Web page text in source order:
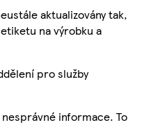
aktualizovány tak,
na výrobku a
pro služby
informace. To